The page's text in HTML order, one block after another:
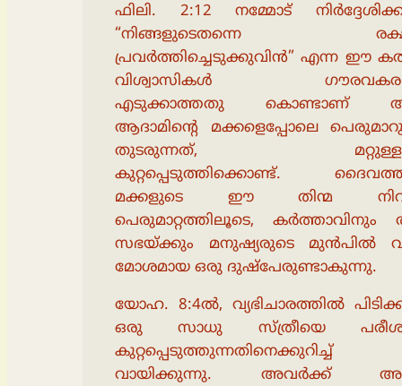
ഫിലി. 2:12 നമ്മോട്
“നിങ്ങളുടെതന്നെ
പ്രവർത്തിച്ചെടുക്കുവിൻ” എന്ന ഈ
വിശ്വാസികൾ
എടുക്കാത്തതു കൊണ്ടാണ്
ആദാമിൻ്റെ മക്കളെപ്പോലെ
തുടരുന്നത്,
കുറ്റപ്പെടുത്തിക്കൊണ്ട്.
മക്കളുടെ ഈ തിന്മ
പെരുമാറ്റത്തിലൂടെ, കർത്താവിനും
സഭയ്ക്കും മനുഷ്യരുടെ മുൻപിൽ
മോശമായ ഒരു ദുഷ്പേരുണ്ടാകുന്നു.
യോഹ. 8:4ൽ, വ്യഭിചാരത്തിൽ
ഒരു സാധു സ്ത്രീയെ
കുറ്റപ്പെടുത്തുന്നതിനെക്കുറിച്ച്
വായിക്കുന്നു. അവർക്ക്